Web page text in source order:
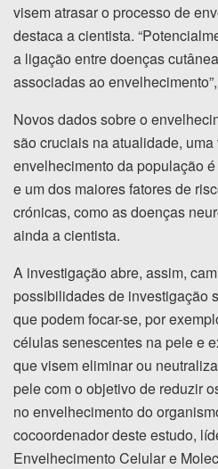
visem atrasar o processo de
destaca a cientista.
a ligação entre doenças
associadas ao
Novos dados sobre o
são cruciais na atualidade, uma
envelhecimento da população
e um dos maiores fatores de
crónicas, como as doenças
ainda a cientista.
A investigação abre, assim,
possibilidades de investigação
que podem focar-se, por
células senescentes na pele e
que visem eliminar ou
pele com o objetivo de reduzir
no envelhecimento do
cocoordenador deste estudo,
Envelhecimento Celular e